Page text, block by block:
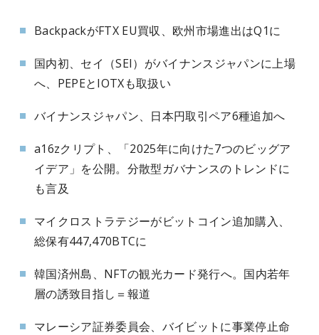
BackpackがFTX EU買収、欧州市場進出はQ1に
国内初、セイ（SEI）がバイナンスジャパンに上場
へ、PEPEとIOTXも取扱い
バイナンスジャパン、日本円取引ペア6種追加へ
a16zクリプト、「2025年に向けた7つのビッグア
イデア」を公開。分散型ガバナンスのトレンドに
も言及
マイクロストラテジーがビットコイン追加購入、
総保有447,470BTCに
韓国済州島、NFTの観光カード発行へ。国内若年
層の誘致目指し＝報道
マレーシア証券委員会、バイビットに事業停止命